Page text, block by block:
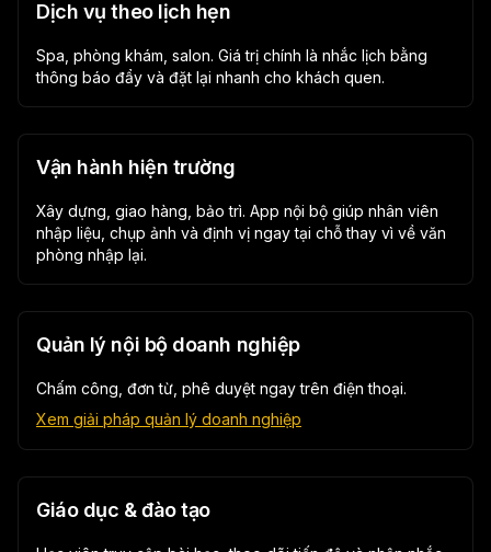
Dịch vụ theo lịch hẹn
Spa, phòng khám, salon. Giá trị chính là nhắc lịch bằng
thông báo đẩy và đặt lại nhanh cho khách quen.
Vận hành hiện trường
Xây dựng, giao hàng, bảo trì. App nội bộ giúp nhân viên
nhập liệu, chụp ảnh và định vị ngay tại chỗ thay vì về văn
phòng nhập lại.
Quản lý nội bộ doanh nghiệp
Chấm công, đơn từ, phê duyệt ngay trên điện thoại.
Xem giải pháp quản lý doanh nghiệp
Giáo dục & đào tạo